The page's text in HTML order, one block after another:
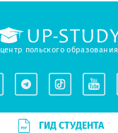
центр польского образования
ГИД СТУДЕНТА